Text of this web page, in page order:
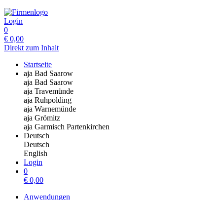
Login
0
€ 0,00
Direkt zum Inhalt
Startseite
aja Bad Saarow
aja Bad Saarow
aja Travemünde
aja Ruhpolding
aja Warnemünde
aja Grömitz
aja Garmisch Partenkirchen
Deutsch
Deutsch
English
Login
0
€ 0,00
Anwendungen